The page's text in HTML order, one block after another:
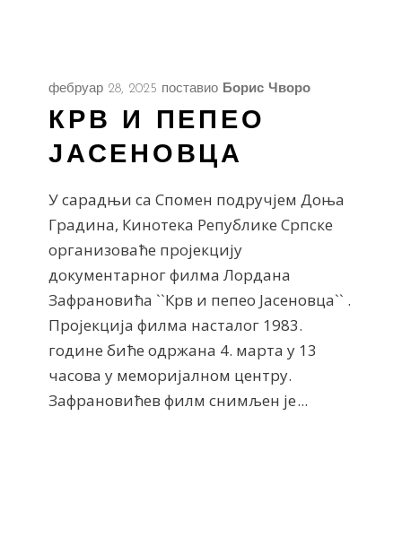
фебруар 28, 2025 поставио Борис Чворо
КРВ И ПЕПЕО
ЈАСЕНОВЦА
У сарадњи са Спомен подручјем Доња
Градина, Кинотека Републике Српске
организоваће пројекцију
документарног филма Лордана
Зафрановића ``Крв и пепео Јасеновца`` .
Пројекција филма насталог 1983.
године биће одржана 4. марта у 13
часова у меморијалном центру.
Зафрановићев филм снимљен је